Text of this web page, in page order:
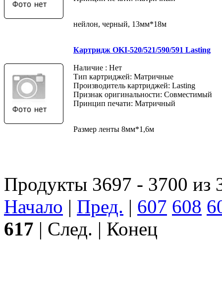
нейлон, черный, 13мм*18м
Картридж OKI-520/521/590/591 Lasting
Наличие : Нет
Тип картриджей: Матричные
Производитель картриджей: Lasting
Признак оригинальности: Совместимый
Принцип печати: Матричный
Размер ленты 8мм*1,6м
Продукты 3697 - 3700 из
Начало | Пред. | 607 608
617 | След. | Конец